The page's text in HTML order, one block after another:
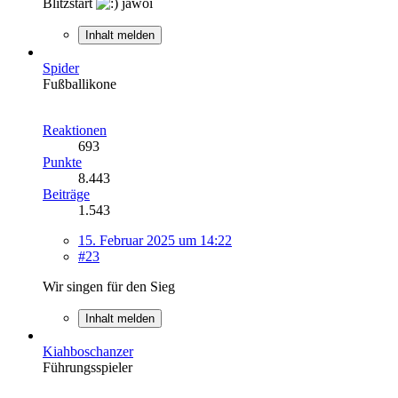
Inhalt melden
Spider
Fußballikone
Reaktionen
693
Punkte
8.443
Beiträge
1.543
15. Februar 2025 um 14:22
#23
Wir singen für den Sieg
Inhalt melden
Kiahboschanzer
Führungsspieler